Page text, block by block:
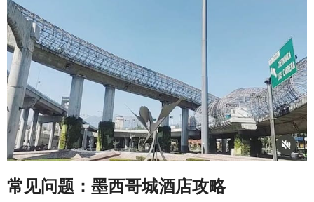
常见问题：墨西哥城酒店攻略